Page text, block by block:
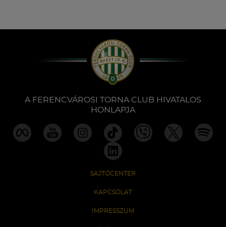
A FERENCVÁROSI TORNA CLUB HIVATALOS
HONLAPJA
SAJTÓCENTER
KAPCSOLAT
IMPRESSZUM